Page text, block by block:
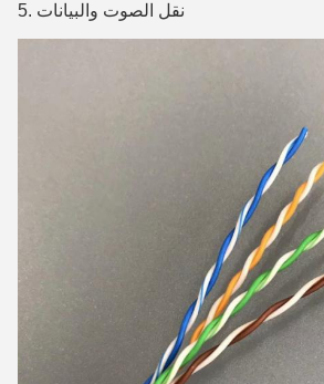
5. نقل الصوت والبيانات